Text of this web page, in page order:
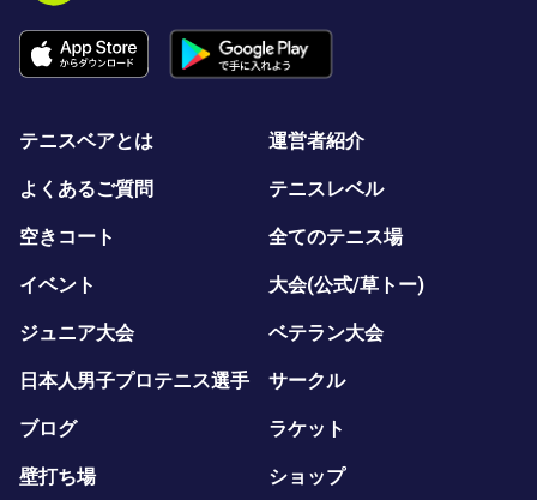
テニスベアとは 運営者紹介
よくあるご質問 テニスレベル
空きコート 全てのテニス場
イベント 大会(公式/草トー)
ジュニア大会 ベテラン大会
日本人男子プロテニス選手 サークル
ブログ ラケット
壁打ち場 ショップ